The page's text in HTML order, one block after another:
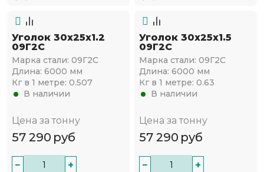
Уголок 30х25х1.2
09Г2С
Марка стали: 09Г2С
Длина: 6000 мм
Кг в 1 метре: 0.507
В наличии
Цена за тонну
57 290 руб
− +
Уголок 30х25х1.5
09Г2С
Марка стали: 09Г2С
Длина: 6000 мм
Кг в 1 метре: 0.63
В наличии
Цена за тонну
57 290 руб
− +